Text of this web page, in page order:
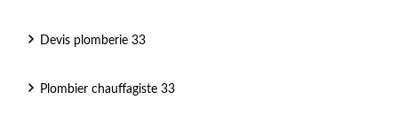
Devis plomberie 33
Plombier chauffagiste 33